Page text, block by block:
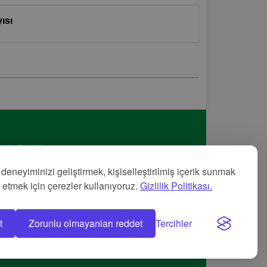
deneyiminizi geliştirmek, kişiselleştirilmiş içerik sunmak
için çerezler kullanıyoruz. Gizlilik Politikası.
Zorunlu olmayanları reddet Tercihler
Politikası